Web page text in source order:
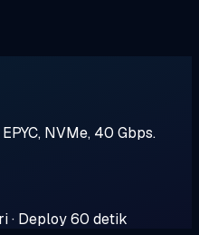
NVMe, 40 Gbps.
· Deploy 60 detik